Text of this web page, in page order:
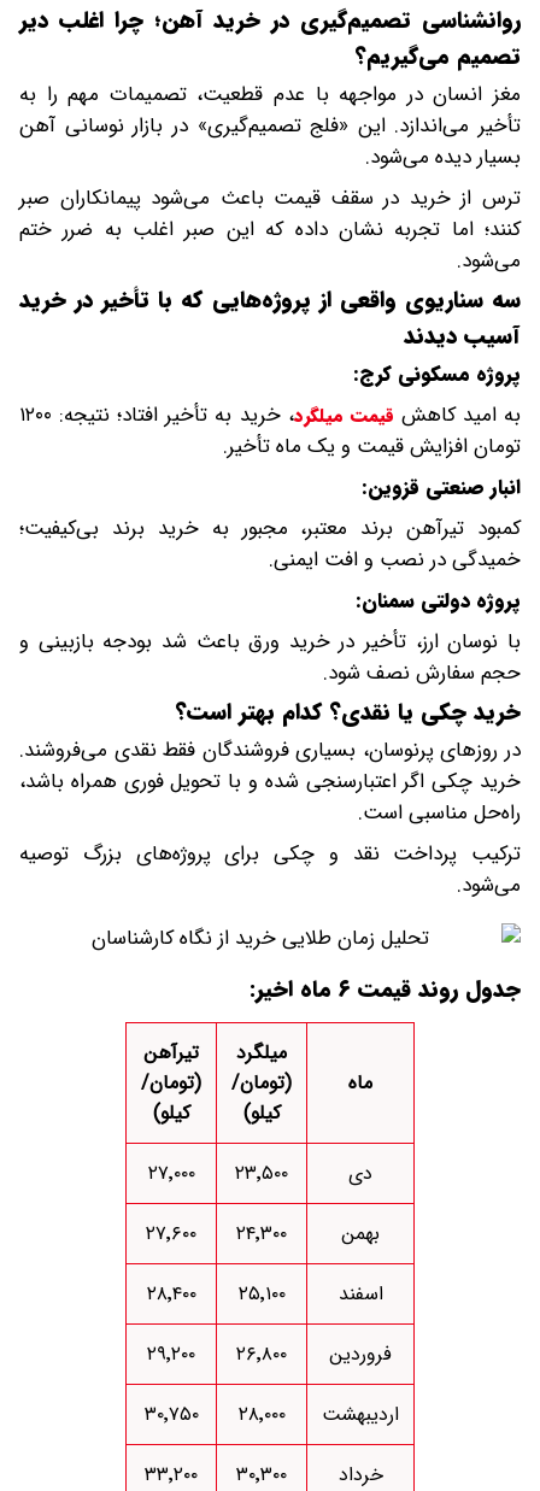
روانشناسی تصمیم‌گیری در خرید آهن؛ چرا اغلب دیر
تصمیم می‌گیریم؟
مغز انسان در مواجهه با عدم قطعیت، تصمیمات مهم را به
تأخیر می‌اندازد. این «فلج تصمیم‌گیری» در بازار نوسانی آهن
بسیار دیده می‌شود.
ترس از خرید در سقف قیمت باعث می‌شود پیمانکاران صبر
کنند؛ اما تجربه نشان داده که این صبر اغلب به ضرر ختم
می‌شود.
سه سناریوی واقعی از پروژه‌هایی که با تأخیر در خرید
آسیب دیدند
پروژه مسکونی کرج:
به امید کاهش قیمت میلگرد
، خرید به تأخیر افتاد؛ نتیجه: ۱۲۰۰
تومان افزایش قیمت و یک ماه تأخیر.
انبار صنعتی قزوین:
کمبود تیرآهن برند معتبر، مجبور به خرید برند بی‌کیفیت؛
خمیدگی در نصب و افت ایمنی.
پروژه دولتی سمنان:
با نوسان ارز، تأخیر در خرید ورق باعث شد بودجه بازبینی و
حجم سفارش نصف شود.
خرید چکی یا نقدی؟ کدام بهتر است؟
در روزهای پرنوسان، بسیاری فروشندگان فقط نقدی می‌فروشند.
خرید چکی اگر اعتبارسنجی شده و با تحویل فوری همراه باشد،
راه‌حل مناسبی است.
ترکیب پرداخت نقد و چکی برای پروژه‌های بزرگ توصیه
می‌شود.
جدول روند قیمت ۶ ماه اخیر:
ماه
میلگرد
(تومان/
کیلو)
تیرآهن
(تومان/
کیلو)
دی
۲۳٬۵۰۰
۲۷٬۰۰۰
بهمن
۲۴٬۳۰۰
۲۷٬۶۰۰
اسفند
۲۵٬۱۰۰
۲۸٬۴۰۰
فروردین
۲۶٬۸۰۰
۲۹٬۲۰۰
اردیبهشت
۲۸٬۰۰۰
۳۰٬۷۵۰
خرداد
۳۰٬۳۰۰ ۳۳٬۲۰۰